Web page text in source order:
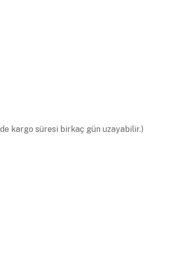
kargo süresi birkaç gün uzayabilir.)